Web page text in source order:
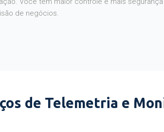
de negócios.
de Telemetria e